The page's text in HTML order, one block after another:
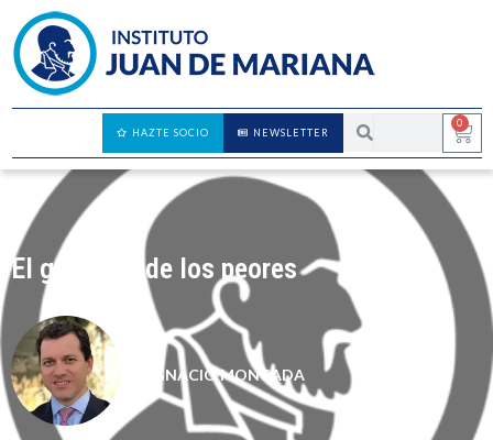
0
NEWSLETTER
HAZTE SOCIO
El gobierno de los peores
IGNACIO MONCADA